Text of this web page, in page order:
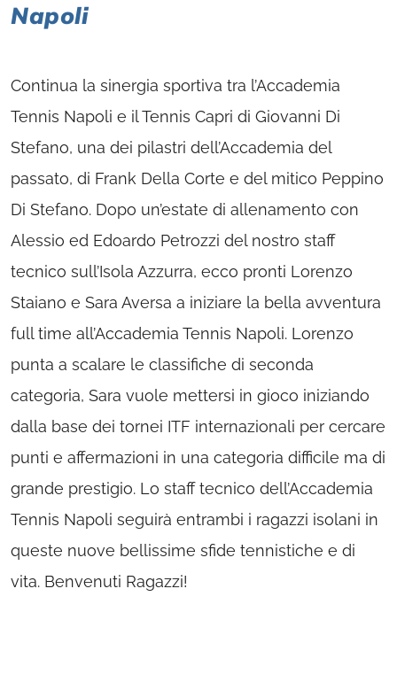
Napoli
Continua la sinergia sportiva tra l’Accademia
Tennis Napoli e il Tennis Capri di Giovanni Di
Stefano, una dei pilastri dell’Accademia del
passato, di Frank Della Corte e del mitico Peppino
Di Stefano. Dopo un’estate di allenamento con
Alessio ed Edoardo Petrozzi del nostro staff
tecnico sull’Isola Azzurra, ecco pronti Lorenzo
Staiano e Sara Aversa a iniziare la bella avventura
full time all’Accademia Tennis Napoli. Lorenzo
punta a scalare le classifiche di seconda
categoria, Sara vuole mettersi in gioco iniziando
dalla base dei tornei ITF internazionali per cercare
punti e affermazioni in una categoria difficile ma di
grande prestigio. Lo staff tecnico dell’Accademia
Tennis Napoli seguirà entrambi i ragazzi isolani in
queste nuove bellissime sfide tennistiche e di
vita. Benvenuti Ragazzi!